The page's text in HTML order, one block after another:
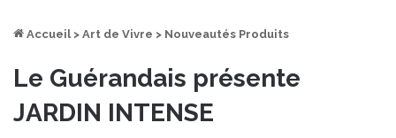
Accueil > Art de Vivre > Nouveautés Produits
Le Guérandais présente
JARDIN INTENSE